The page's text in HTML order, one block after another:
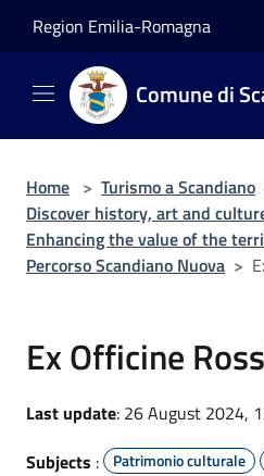
Region Emilia-Romagna
Comune di
Home > Turismo a Scandiano
Discover history, art and
Enhancing the value of the
Percorso Scandiano Nuova >
Ex Officine
Last update: 26 August 2024,
Subjects : Patrimonio culturale